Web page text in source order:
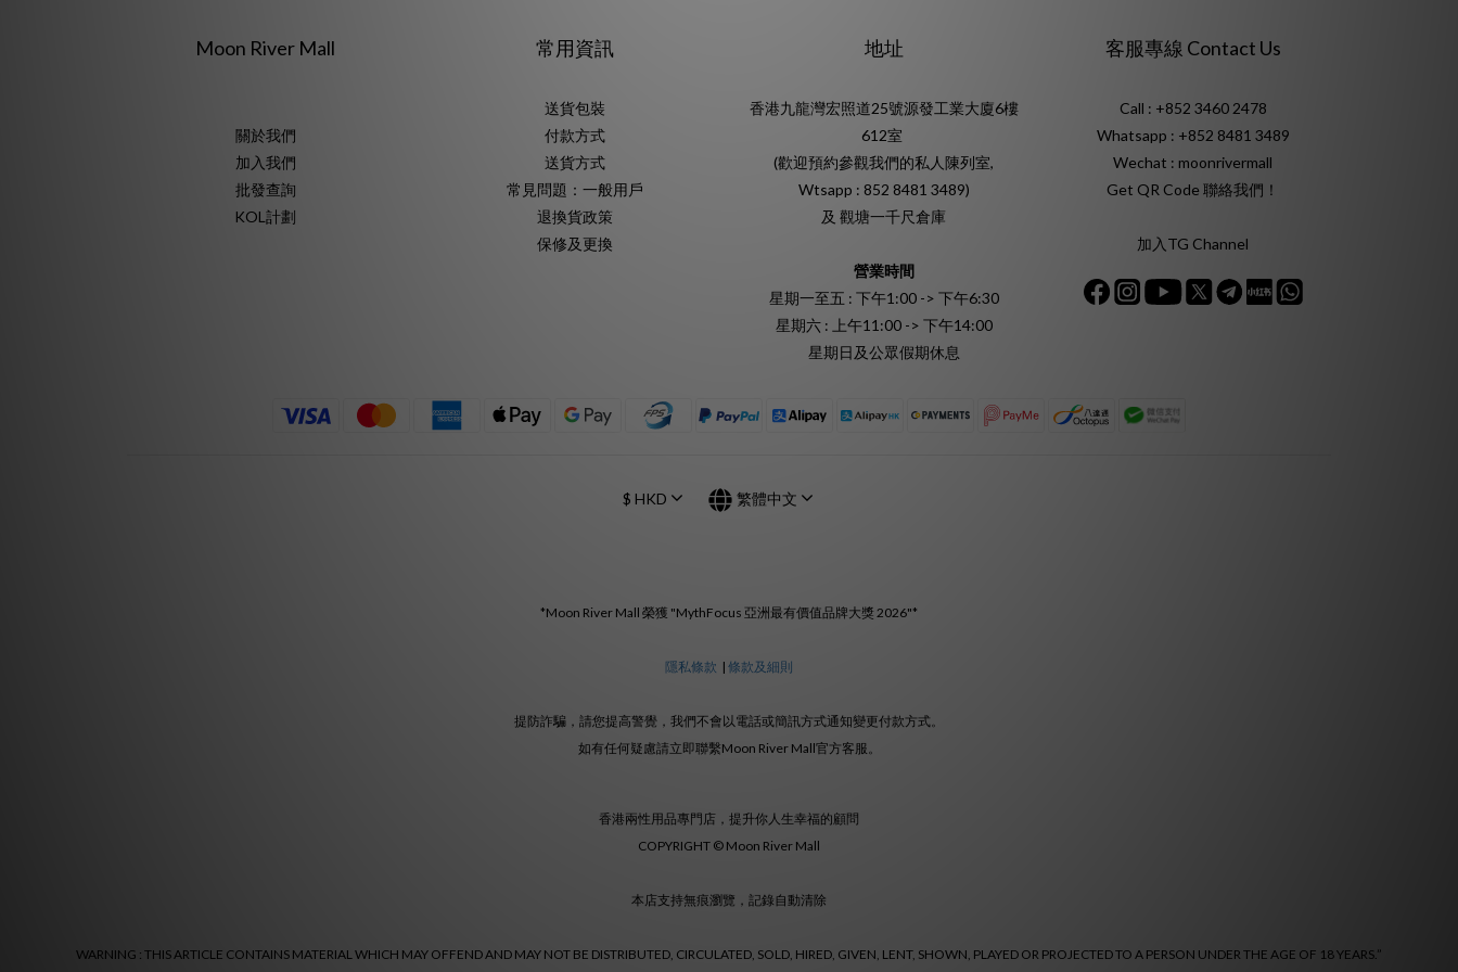
Moon River Mall
關於我們
加入我們
批發查詢
KOL計劃
常用資訊
送貨包裝
付款方式
送貨方式
常見問題：一般用戶
退換貨政策
保修及更換
地址
香港九龍灣宏照道25號源發工業大廈6樓
612室
(歡迎預約參觀我們的私人陳列室,
Wtsapp : 852 8481 3489)
及 觀塘一千尺倉庫
營業時間
星期一至五 : 下午1:00 -> 下午6:30
星期六 : 上午11:00 -> 下午14:00
星期日及公眾假期休息
客服專線 Contact Us
Call : +852 3460 2478
Whatsapp : +852 8481 3489
Wechat : moonrivermall
Get QR Code 聯絡我們！
加入TG Channel
$ HKD 繁體中文
*Moon River Mall 榮獲 "MythFocus 亞洲最有價值品牌大獎 2026"*
隱私條款 | 條款及細則
提防詐騙，請您提高警覺，我們不會以電話或簡訊方式通知變更付款方式。
如有任何疑慮請立即聯繫Moon River Mall官方客服。
香港兩性用品專門店，提升你人生幸福的顧問
COPYRIGHT © Moon River Mall
本店支持無痕瀏覽，記錄自動清除
WARNING : THIS ARTICLE CONTAINS MATERIAL WHICH MAY OFFEND AND MAY NOT BE DISTRIBUTED, CIRCULATED, SOLD, HIRED, GIVEN, LENT, SHOWN, PLAYED OR PROJECTED TO A PERSON UNDER THE AGE OF 18 YEARS.”